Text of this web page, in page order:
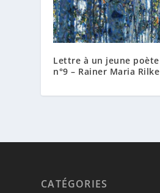
Lettre à un jeune poète
n°9 – Rainer Maria Rilke
CATÉGORIES